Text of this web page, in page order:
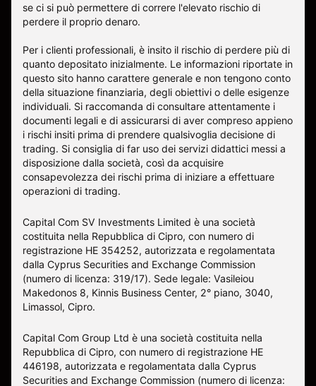
se ci si può permettere di correre l'elevato rischio di
perdere il proprio denaro.
Per i clienti professionali, è insito il rischio di perdere più di
quanto depositato inizialmente. Le informazioni riportate in
questo sito hanno carattere generale e non tengono conto
della situazione finanziaria, degli obiettivi o delle esigenze
individuali. Si raccomanda di consultare attentamente i
documenti legali e di assicurarsi di aver compreso appieno
i rischi insiti prima di prendere qualsivoglia decisione di
trading. Si consiglia di far uso dei servizi didattici messi a
disposizione dalla società, così da acquisire
consapevolezza dei rischi prima di iniziare a effettuare
operazioni di trading.
Capital Com SV Investments Limited è una società
costituita nella Repubblica di Cipro, con numero di
registrazione HE 354252, autorizzata e regolamentata
dalla Cyprus Securities and Exchange Commission
(numero di licenza: 319/17). Sede legale: Vasileiou
Makedonos 8, Kinnis Business Center, 2° piano, 3040,
Limassol, Cipro.
Capital Com Group Ltd è una società costituita nella
Repubblica di Cipro, con numero di registrazione ΗΕ
446198, autorizzata e regolamentata dalla Cyprus
Securities and Exchange Commission (numero di licenza: